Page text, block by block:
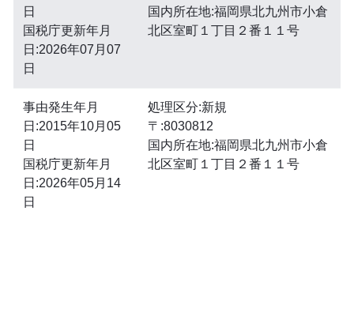
日
国税庁更新年月
日:2026年07月07
日
国内所在地:福岡県北九州市小倉
北区室町１丁目２番１１号
事由発生年月
日:2015年10月05
日
国税庁更新年月
日:2026年05月14
日
処理区分:新規
〒:8030812
国内所在地:福岡県北九州市小倉
北区室町１丁目２番１１号